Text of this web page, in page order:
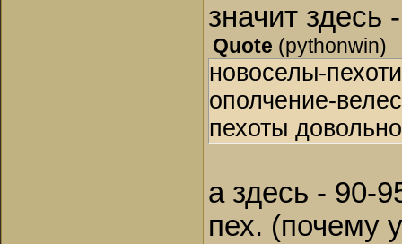
значит
Quote (pythonwin)
новоселы-
ополчение-
пехоты
а здесь - 90-
пех. (почему